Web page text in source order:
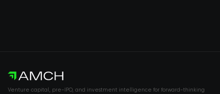
Venture capital, pre-IPO, and investment intelligence for forward-thinking